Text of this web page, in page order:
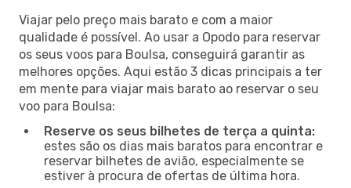
Viajar pelo preço mais barato e com a maior
qualidade é possível. Ao usar a Opodo para reservar
os seus voos para Boulsa, conseguirá garantir as
melhores opções. Aqui estão 3 dicas principais a ter
em mente para viajar mais barato ao reservar o seu
voo para Boulsa:
Reserve os seus bilhetes de terça a quinta:
estes são os dias mais baratos para encontrar e
reservar bilhetes de avião, especialmente se
estiver à procura de ofertas de última hora.